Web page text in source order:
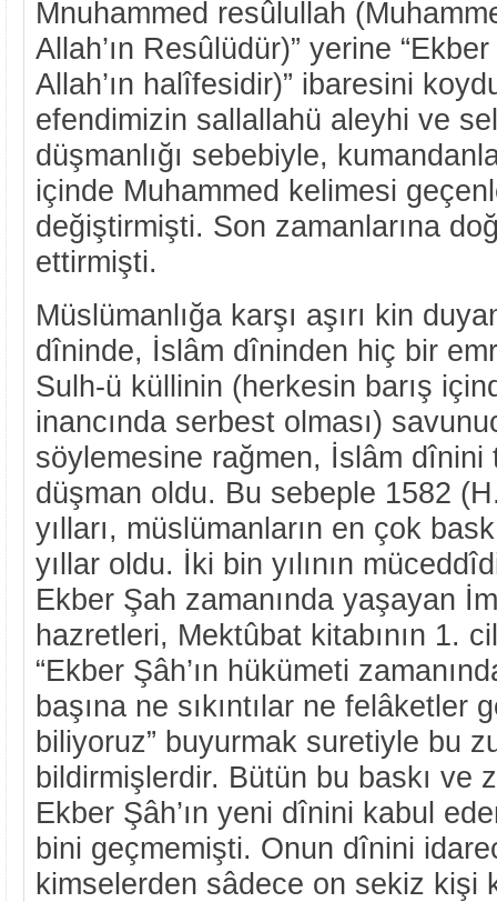
Mnuhammed resûlullah
Allah’ın Resûlüdür)” yerine
Allah’ın halîfesidir)” ibaresini
efendimizin sallallahü aleyhi ve
düşmanlığı sebebiyle,
içinde Muhammed kelimesi
değiştirmişti. Son zamanlarına
ettirmişti.
Müslümanlığa karşı aşırı kin
dîninde, İslâm dîninden hiç bir
Sulh-ü küllinin (herkesin barış
inancında serbest olması)
söylemesine rağmen, İslâm
düşman oldu. Bu sebeple 1582
yılları, müslümanların en çok
yıllar oldu. İki bin yılının
Ekber Şah zamanında yaşayan
hazretleri, Mektûbat kitabının 1.
“Ekber Şâh’ın hükümeti
başına ne sıkıntılar ne felâketler
biliyoruz” buyurmak suretiyle bu
bildirmişlerdir. Bütün bu baskı ve
Ekber Şâh’ın yeni dînini kabul
bini geçmemişti. Onun dînini
kimselerden sâdece on sekiz kişi